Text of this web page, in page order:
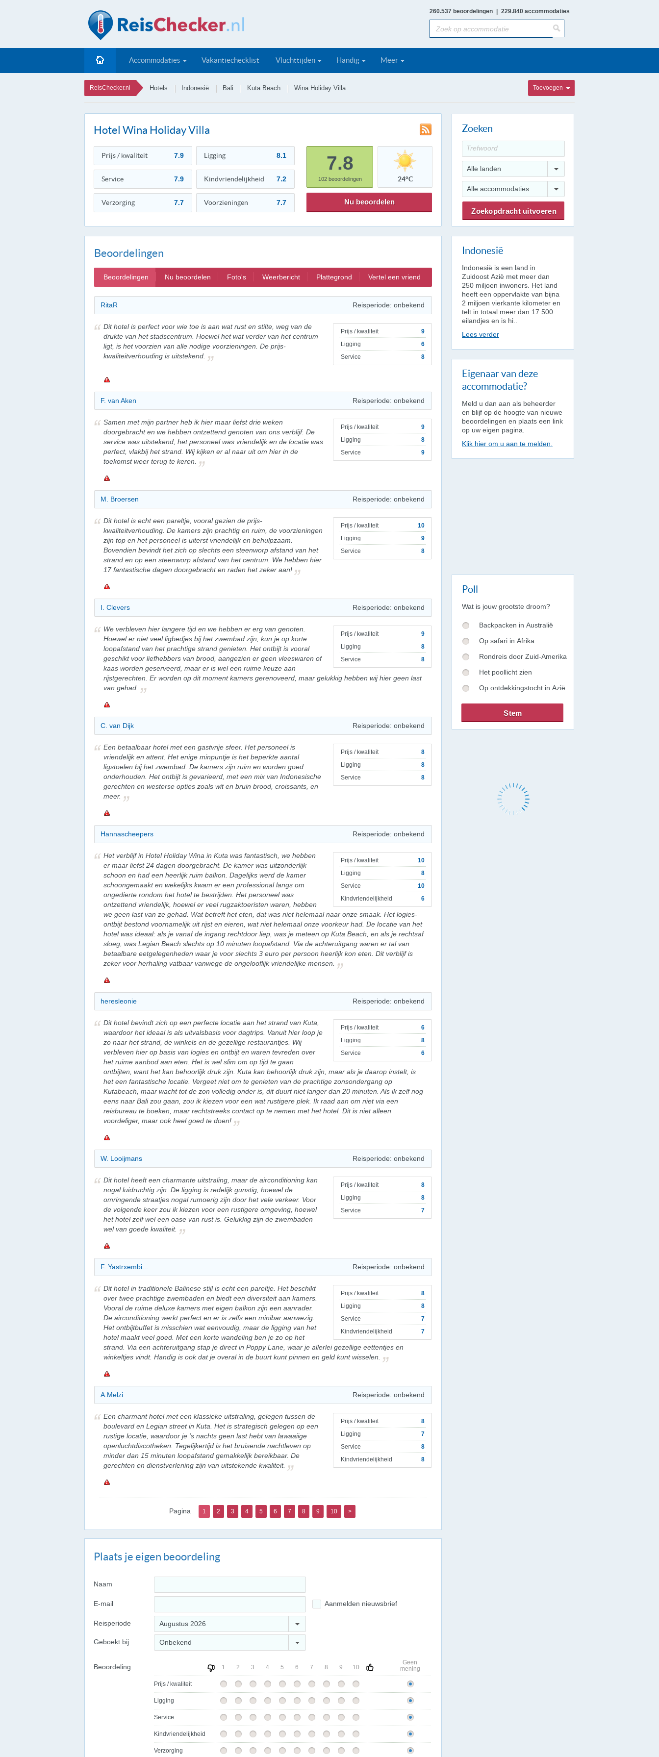
260.537 beoordelingen 229.840 accommodaties
Accommodaties Vakantiechecklist Vluchttijden Handig Meer
ReisChecker.nl Hotels Indonesië Bali Kuta Beach Wina Holiday Villa Toevoegen
Hotel Wina Holiday Villa
Prijs / kwaliteit 7.9 Ligging 8.1
Service 7.9 Kindvriendelijkheid 7.2
Verzorging 7.7 Voorzieningen 7.7
7.8
102beoordelingen 24°C
Nu beoordelen
Beoordelingen
Beoordelingen Nu beoordelen Foto's Weerbericht Plattegrond Vertel een vriend
RitaR Reisperiode: onbekend
Prijs / kwaliteit
9
Ligging
6
Service
8
Dit hotel is perfect voor wie toe is aan wat rust en stilte, weg van de
drukte van het stadscentrum. Hoewel het wat verder van het centrum
ligt, is het voorzien van alle nodige voorzieningen. De prijs-
kwaliteitverhouding is uitstekend.
F. van Aken Reisperiode: onbekend
Prijs / kwaliteit
9
Ligging
8
Service
9
Samen met mijn partner heb ik hier maar liefst drie weken
doorgebracht en we hebben ontzettend genoten van ons verblijf. De
service was uitstekend, het personeel was vriendelijk en de locatie was
perfect, vlakbij het strand. Wij kijken er al naar uit om hier in de
toekomst weer terug te keren.
M. Broersen Reisperiode: onbekend
Prijs / kwaliteit
10
Ligging
9
Service
8
Dit hotel is echt een pareltje, vooral gezien de prijs-
kwaliteitverhouding. De kamers zijn prachtig en ruim, de voorzieningen
zijn top en het personeel is uiterst vriendelijk en behulpzaam.
Bovendien bevindt het zich op slechts een steenworp afstand van het
strand en op een steenworp afstand van het centrum. We hebben hier
17 fantastische dagen doorgebracht en raden het zeker aan!
I. Clevers Reisperiode: onbekend
Prijs / kwaliteit
9
Ligging
8
Service
8
We verbleven hier langere tijd en we hebben er erg van genoten.
Hoewel er niet veel ligbedjes bij het zwembad zijn, kun je op korte
loopafstand van het prachtige strand genieten. Het ontbijt is vooral
geschikt voor liefhebbers van brood, aangezien er geen vleeswaren of
kaas worden geserveerd, maar er is wel een ruime keuze aan
rijstgerechten. Er worden op dit moment kamers gerenoveerd, maar gelukkig hebben wij hier geen last
van gehad.
C. van Dijk Reisperiode: onbekend
Prijs / kwaliteit
8
Ligging
8
Service
8
Een betaalbaar hotel met een gastvrije sfeer. Het personeel is
vriendelijk en attent. Het enige minpuntje is het beperkte aantal
ligstoelen bij het zwembad. De kamers zijn ruim en worden goed
onderhouden. Het ontbijt is gevarieerd, met een mix van Indonesische
gerechten en westerse opties zoals wit en bruin brood, croissants, en
meer.
Hannascheepers Reisperiode: onbekend
Prijs / kwaliteit
10
Ligging
8
Service
10
Kindvriendelijkheid
6
Het verblijf in Hotel Holiday Wina in Kuta was fantastisch, we hebben
er maar liefst 24 dagen doorgebracht. De kamer was uitzonderlijk
schoon en had een heerlijk ruim balkon. Dagelijks werd de kamer
schoongemaakt en wekelijks kwam er een professional langs om
ongedierte rondom het hotel te bestrijden. Het personeel was
ontzettend vriendelijk, hoewel er veel rugzaktoeristen waren, hebben
we geen last van ze gehad. Wat betreft het eten, dat was niet helemaal naar onze smaak. Het logies-
ontbijt bestond voornamelijk uit rijst en eieren, wat niet helemaal onze voorkeur had. De locatie van het
hotel was ideaal: als je vanaf de ingang rechtdoor liep, was je meteen op Kuta Beach, en als je rechtsaf
sloeg, was Legian Beach slechts op 10 minuten loopafstand. Via de achteruitgang waren er tal van
betaalbare eetgelegenheden waar je voor slechts 3 euro per persoon heerlijk kon eten. Dit verblijf is
zeker voor herhaling vatbaar vanwege de ongelooflijk vriendelijke mensen.
heresleonie Reisperiode: onbekend
Prijs / kwaliteit
6
Ligging
8
Service
6
Dit hotel bevindt zich op een perfecte locatie aan het strand van Kuta,
waardoor het ideaal is als uitvalsbasis voor dagtrips. Vanuit hier loop je
zo naar het strand, de winkels en de gezellige restaurantjes. Wij
verbleven hier op basis van logies en ontbijt en waren tevreden over
het ruime aanbod aan eten. Het is wel slim om op tijd te gaan
ontbijten, want het kan behoorlijk druk zijn. Kuta kan behoorlijk druk zijn, maar als je daarop instelt, is
het een fantastische locatie. Vergeet niet om te genieten van de prachtige zonsondergang op
Kutabeach, maar wacht tot de zon volledig onder is, dit duurt niet langer dan 20 minuten. Als ik zelf nog
eens naar Bali zou gaan, zou ik kiezen voor een wat rustigere plek. Ik raad aan om niet via een
reisbureau te boeken, maar rechtstreeks contact op te nemen met het hotel. Dit is niet alleen
voordeliger, maar ook heel goed te doen!
W. Looijmans Reisperiode: onbekend
Prijs / kwaliteit
8
Ligging
8
Service
7
Dit hotel heeft een charmante uitstraling, maar de airconditioning kan
nogal luidruchtig zijn. De ligging is redelijk gunstig, hoewel de
omringende straatjes nogal rumoerig zijn door het vele verkeer. Voor
de volgende keer zou ik kiezen voor een rustigere omgeving, hoewel
het hotel zelf wel een oase van rust is. Gelukkig zijn de zwembaden
wel van goede kwaliteit.
F. Yastrxembi... Reisperiode: onbekend
Prijs / kwaliteit
8
Ligging
8
Service
7
Kindvriendelijkheid
7
Dit hotel in traditionele Balinese stijl is echt een pareltje. Het beschikt
over twee prachtige zwembaden en biedt een diversiteit aan kamers.
Vooral de ruime deluxe kamers met eigen balkon zijn een aanrader.
De airconditioning werkt perfect en er is zelfs een minibar aanwezig.
Het ontbijtbuffet is misschien wat eenvoudig, maar de ligging van het
hotel maakt veel goed. Met een korte wandeling ben je zo op het
strand. Via een achteruitgang stap je direct in Poppy Lane, waar je allerlei gezellige eettentjes en
winkeltjes vindt. Handig is ook dat je overal in de buurt kunt pinnen en geld kunt wisselen.
A.Melzi Reisperiode: onbekend
Prijs / kwaliteit
8
Ligging
7
Service
8
Kindvriendelijkheid
8
Een charmant hotel met een klassieke uitstraling, gelegen tussen de
boulevard en Legian street in Kuta. Het is strategisch gelegen op een
rustige locatie, waardoor je 's nachts geen last hebt van lawaaiige
openluchtdiscotheken. Tegelijkertijd is het bruisende nachtleven op
minder dan 15 minuten loopafstand gemakkelijk bereikbaar. De
gerechten en dienstverlening zijn van uitstekende kwaliteit.
Pagina 1 2 3 4 5 6 7 8 9 10 >
Plaats je eigen beoordeling
Naam
E-mail Aanmelden nieuwsbrief
Reisperiode Augustus 2026
Geboekt bij Onbekend
Beoordeling 1 2 3 4 5 6 7 8 9 10
Geen
mening
Prijs / kwaliteit
Ligging
Service
Kindvriendelijkheid
Verzorging
Zoeken
Alle landen
Alle accommodaties
Indonesië
Indonesië is een land in
Zuidoost Azië met meer dan
250 miljoen inwoners. Het land
heeft een oppervlakte van bijna
2 miljoen vierkante kilometer en
telt in totaal meer dan 17.500
eilandjes en is hi..
Lees verder
Eigenaar van deze
accommodatie?
Meld u dan aan als beheerder
en blijf op de hoogte van nieuwe
beoordelingen en plaats een link
op uw eigen pagina.
Klik hier om u aan te melden.
Poll
Wat is jouw grootste droom?
Backpacken in Australië
Op safari in Afrika
Rondreis door Zuid-Amerika
Het poollicht zien
Op ontdekkingstocht in Azië